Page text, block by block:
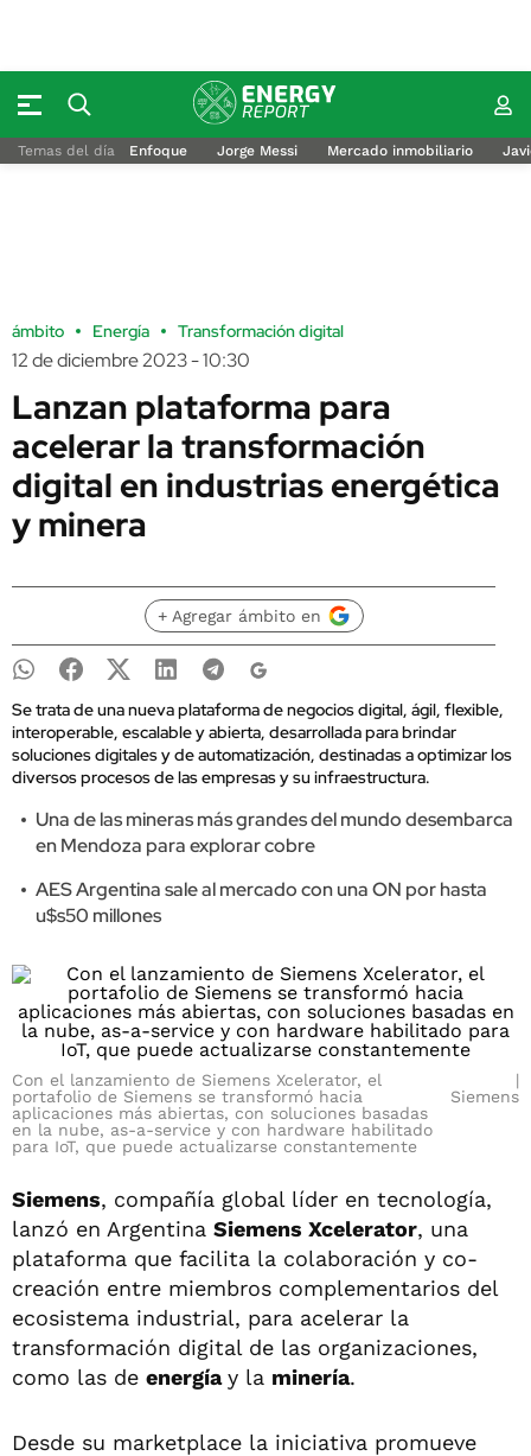
Temas del día Enfoque Jorge Messi Mercado inmobiliario
ámbito Energía Transformación digital
12 de diciembre 2023 - 10:30
Lanzan plataforma para
acelerar la transformación
digital en industrias energética
y minera
+ Agregar ámbito en
Se trata de una nueva plataforma de negocios digital, ágil, flexible,
interoperable, escalable y abierta, desarrollada para brindar
soluciones digitales y de automatización, destinadas a optimizar los
diversos procesos de las empresas y su infraestructura.
Una de las mineras más grandes del mundo desembarca
en Mendoza para explorar cobre
AES Argentina sale al mercado con una ON por hasta
u$s50 millones
Con el lanzamiento de Siemens Xcelerator, el
portafolio de Siemens se transformó hacia
aplicaciones más abiertas, con soluciones basadas
en la nube, as-a-service y con hardware habilitado
para IoT, que puede actualizarse constantemente
Siemens
Siemens, compañía global líder en tecnología,
lanzó en Argentina Siemens Xcelerator, una
plataforma que facilita la colaboración y co-
creación entre miembros complementarios del
ecosistema industrial, para acelerar la
transformación digital de las organizaciones,
como las de energíay la minería.
Desde su marketplace la iniciativa promueve